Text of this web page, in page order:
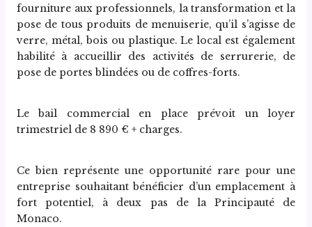
fourniture aux professionnels, la transformation et la
pose de tous produits de menuiserie, qu’il s’agisse de
verre, métal, bois ou plastique. Le local est également
habilité à accueillir des activités de serrurerie, de
pose de portes blindées ou de coffres-forts.
Le bail commercial en place prévoit un loyer
trimestriel de 8 890 € + charges.
Ce bien représente une opportunité rare pour une
entreprise souhaitant bénéficier d’un emplacement à
fort potentiel, à deux pas de la Principauté de
Monaco.